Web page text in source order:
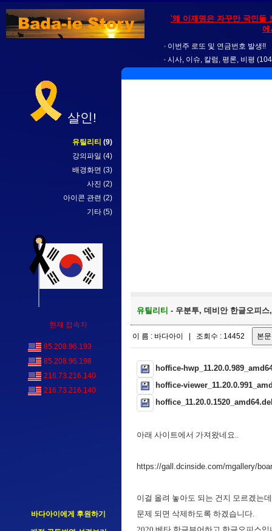
'왜 이재명은 자꾸만 국민들
에
이번주 로또 및 연금번호 발생!!
시사, 이슈, 칼럼, 평론, 비평
살인!
유틸리티 (9)
강의파일 (4)
배경화면 (3)
사진 (2)
아이콘 관련 (2)
기타 (5)
현재 접속자
85.208.96.193
85.208.96.198
216.73.216.140
216.73.216.140
바다아이에게 후원하기
유틸리티 - 우분투, 데비안 한글오피
이 름 : 바다아이 | 조회수 : 14452
hoffice-
hoffice-
아래 사이트에서 가져왔네요..
https://gall.dcinside.com/mgallery/
이걸 올려 놓아도 되는 건지 모르겠는데
문제 되면 삭제하도록 하겠습니다.